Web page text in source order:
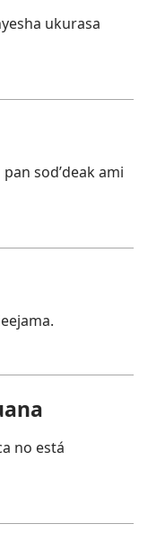
ukurasa
sodʼdeak ami
no está